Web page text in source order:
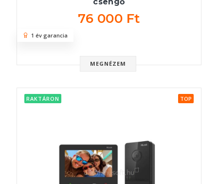
76 000 Ft
MEGNÉZEM
1 év garancia
RAKTÁRON TOP